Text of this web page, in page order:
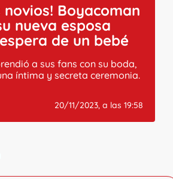
novios! Boyacoman
nueva esposa
de un bebé
a sus fans con su boda,
íntima y secreta ceremonia.
20/11/2023, a las 19:58